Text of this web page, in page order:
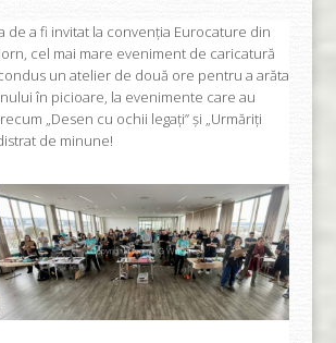
de a fi invitat la convenția Eurocature din
cel mai mare eveniment de caricatură
un atelier de două ore pentru a arăta
în picioare, la evenimente care au
„Desen cu ochii legați” și „Urmăriți
de minune!